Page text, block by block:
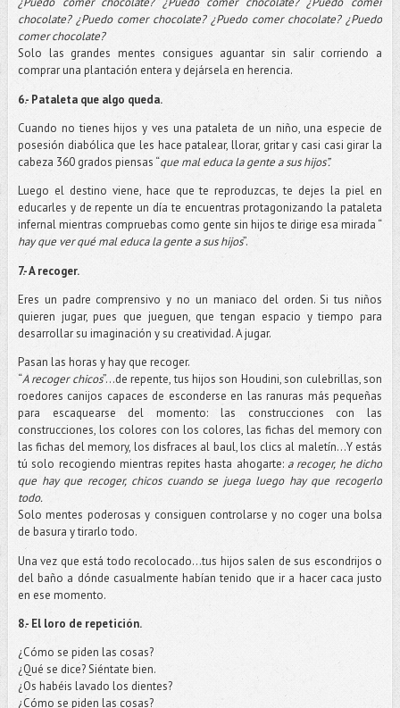
chocolate? ¿Puedo comer chocolate? ¿Puedo comer chocolate? ¿Puedo
comer chocolate?
Solo las grandes mentes consigues aguantar sin salir corriendo a
comprar una plantación entera y dejársela en herencia.
6.- Pataleta que algo queda.
Cuando no tienes hijos y ves una pataleta de un niño, una especie de
posesión diabólica que les hace patalear, llorar, gritar y casi casi girar la
cabeza 360 grados piensas “que mal educa la gente a sus hijos”.
Luego el destino viene, hace que te reproduzcas, te dejes la piel en
educarles y de repente un día te encuentras protagonizando la pataleta
infernal mientras compruebas como gente sin hijos te dirige esa mirada “
hay que ver qué mal educa la gente a sus hijos”.
7.- A recoger.
Eres un padre comprensivo y no un maniaco del orden. Si tus niños
quieren jugar, pues que jueguen, que tengan espacio y tiempo para
desarrollar su imaginación y su creatividad. A jugar.
Pasan las horas y hay que recoger.
“A recoger chicos”…de repente, tus hijos son Houdini, son culebrillas, son
roedores canijos capaces de esconderse en las ranuras más pequeñas
para escaquearse del momento: las construcciones con las
construcciones, los colores con los colores, las fichas del memory con
las fichas del memory, los disfraces al baul, los clics al maletín…Y estás
tú solo recogiendo mientras repites hasta ahogarte:a recoger, he dicho
que hay que recoger, chicos cuando se juega luego hay que recogerlo
todo.
Solo mentes poderosas y consiguen controlarse y no coger una bolsa
de basura y tirarlo todo.
Una vez que está todo recolocado…tus hijos salen de sus escondrijos o
del baño a dónde casualmente habían tenido que ir a hacer caca justo
en ese momento.
8.- El loro de repetición.
¿Cómo se piden las cosas?
¿Qué se dice? Siéntate bien.
¿Os habéis lavado los dientes?
¿Cómo se piden las cosas?